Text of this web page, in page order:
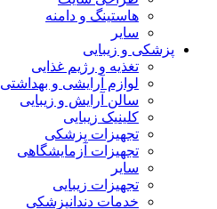
هاستینگ و دامنه
سایر
پزشکی و زیبایی
تغذیه و رژیم غذایی
لوازم آرایشی و بهداشتی
سالن آرایش و زیبایی
کلینیک زیبایی
تجهیزات پزشکی
تجهیزات آزمایشگاهی
سایر
تجهیزات زیبایی
خدمات دندانپزشکی